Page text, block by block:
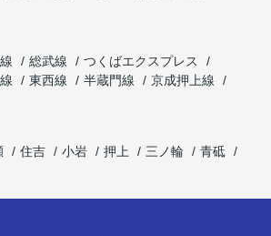
総武線
つくばエクスプレス
東西線 半蔵門線
京成押上線
住吉 小岩 押上 三ノ輪
青砥